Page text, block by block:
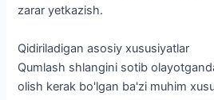
zarar yetkazish.
Qidiriladigan asosiy xususiyatlar
Qumlash shlangini sotib
olish kerak bo'lgan ba'zi muhim